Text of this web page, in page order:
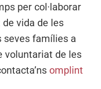
per col·laborar
vida de les
seves famílies a
voluntariat de les
omplint